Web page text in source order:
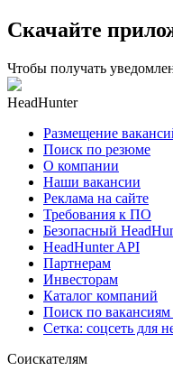
Скачайте
Чтобы получать
HeadHunter
Размещение
Поиск по резюме
О компании
Наши вакансии
Реклама на сайте
Требования к ПО
Безопасный
HeadHunter API
Партнерам
Инвесторам
Каталог компаний
Поиск по
Сетка: соцсеть для
Соискателям